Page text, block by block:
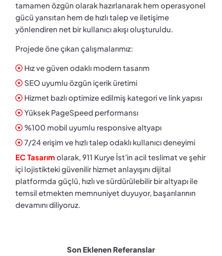
tamamen özgün olarak hazırlanarak hem operasyonel
gücü yansıtan hem de hızlı talep ve iletişime
yönlendiren net bir kullanıcı akışı oluşturuldu.
Projede öne çıkan çalışmalarımız:
Hız ve güven odaklı modern tasarım
SEO uyumlu özgün içerik üretimi
Hizmet bazlı optimize edilmiş kategori ve link yapısı
Yüksek PageSpeed performansı
%100 mobil uyumlu responsive altyapı
7/24 erişim ve hızlı talep odaklı kullanıcı deneyimi
EC Tasarımolarak, 911 Kurye İst’in acil teslimat ve şehir
içi lojistikteki güvenilir hizmet anlayışını dijital
platformda güçlü, hızlı ve sürdürülebilir bir altyapı ile
temsil etmekten memnuniyet duyuyor, başarılarının
devamını diliyoruz.
Son Eklenen Referanslar